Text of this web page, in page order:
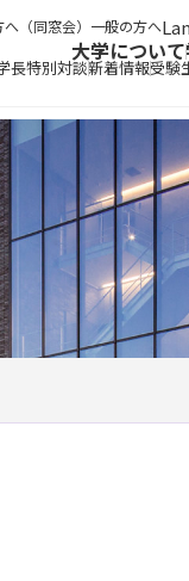
（同窓会） 一般の方へ言
大学について
長特別対談新着情報受験